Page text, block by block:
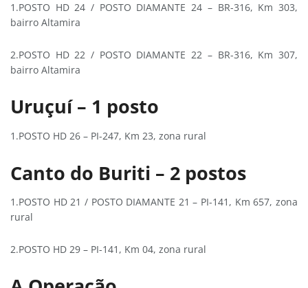
1.POSTO HD 24 / POSTO DIAMANTE 24 – BR-316, Km 303,
bairro Altamira
2.POSTO HD 22 / POSTO DIAMANTE 22 – BR-316, Km 307,
bairro Altamira
Uruçuí – 1 posto
1.POSTO HD 26 – PI-247, Km 23, zona rural
Canto do Buriti – 2 postos
1.POSTO HD 21 / POSTO DIAMANTE 21 – PI-141, Km 657, zona
rural
2.POSTO HD 29 – PI-141, Km 04, zona rural